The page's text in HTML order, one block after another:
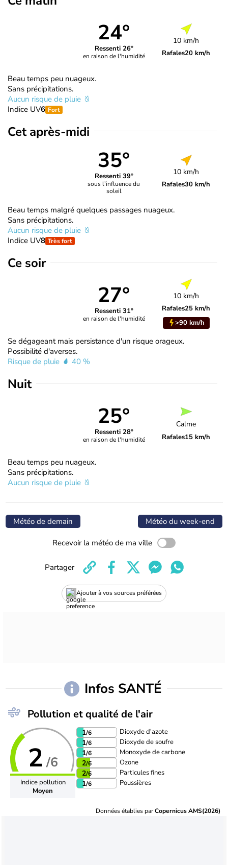
24°
Ressenti 26°
en raison de l'humidité
10 km/h
Rafales20 km/h
Beau temps peu nuageux.
Sans précipitations.
Aucun risque de pluie
Indice UV6 Fort
Cet après-midi
35°
Ressenti 39°
sous l’influence du
soleil
10 km/h
Rafales30 km/h
Beau temps malgré quelques passages nuageux.
Sans précipitations.
Aucun risque de pluie
Indice UV8 Très fort
Ce soir
27°
Ressenti 31°
en raison de l'humidité
10 km/h
Rafales25 km/h
>90 km/h
Se dégageant mais persistance d'un risque orageux.
Possibilité d'averses.
Risque de pluie
40 %
Nuit
25°
Ressenti 28°
en raison de l'humidité
Calme
Rafales15 km/h
Beau temps peu nuageux.
Sans précipitations.
Aucun risque de pluie
Météo de demain Météo du week-end
Recevoir la météo de ma ville
Ajouter à vos sources préférées
Partager
Infos SANTÉ
Pollution et qualité de l'air
2 /6
Indice pollution
Moyen
1/6 Dioxyde d'azote
1/6 Dioxyde de soufre
1/6 Monoxyde de carbone
2/6 Ozone
2/6 Particules fines
1/6 Poussières
Données établies parCopernicus AMS(2026)